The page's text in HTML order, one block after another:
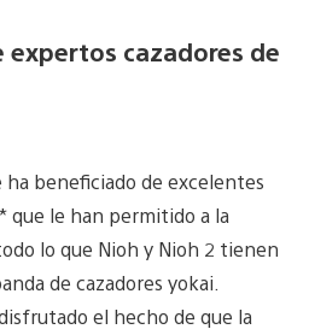
expertos cazadores de
beneficiado de excelentes
que le han permitido a la
lo que Nioh y Nioh 2 tienen
de cazadores yokai.
el hecho de que la